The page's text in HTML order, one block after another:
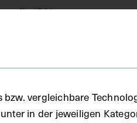
(FO)
bzw. vergleichbare
in der jeweiligen